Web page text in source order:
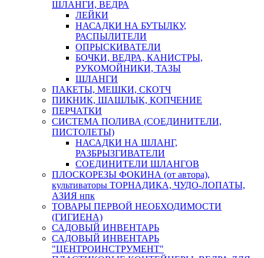
ШЛАНГИ, ВЕДРА
ЛЕЙКИ
НАСАДКИ НА БУТЫЛКУ,
РАСПЫЛИТЕЛИ
ОПРЫСКИВАТЕЛИ
БОЧКИ, ВЕДРА, КАНИСТРЫ,
РУКОМОЙНИКИ, ТАЗЫ
ШЛАНГИ
ПАКЕТЫ, МЕШКИ, СКОТЧ
ПИКНИК, ШАШЛЫК, КОПЧЕНИЕ
ПЕРЧАТКИ
СИСТЕМА ПОЛИВА (СОЕДИНИТЕЛИ,
ПИСТОЛЕТЫ)
НАСАДКИ НА ШЛАНГ,
РАЗБРЫЗГИВАТЕЛИ
СОЕДИНИТЕЛИ ШЛАНГОВ
ПЛОСКОРЕЗЫ ФОКИНА (от автора),
культиваторы ТОРНАДИКА, ЧУДО-ЛОПАТЫ,
АЗИЯ нпк
ТОВАРЫ ПЕРВОЙ НЕОБХОДИМОСТИ
(ГИГИЕНА)
САДОВЫЙ ИНВЕНТАРЬ
САДОВЫЙ ИНВЕНТАРЬ
"ЦЕНТРОИНСТРУМЕНТ"